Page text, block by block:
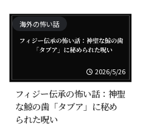
く超自然の力
海外の怖い話
2026/5/26
フィジー伝承の怖い話：神聖
な鯨の歯「タブア」に秘め
られた呪い